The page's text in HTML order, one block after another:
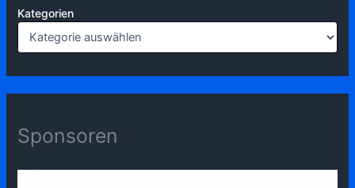
Kategorien
Sponsoren